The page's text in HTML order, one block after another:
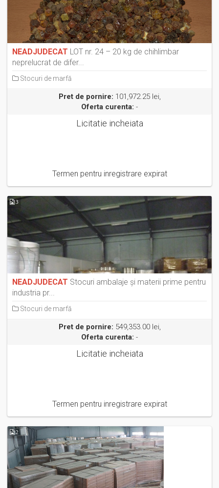
NEADJUDECAT LOT nr. 24 – 20 kg de chihlimbar
neprelucrat de difer...
Stocuri de marfă
Pret de pornire: 101,972.25 lei,
Oferta curenta: -
Licitatie incheiata
Termen pentru inregistrare expirat
3
NEADJUDECAT Stocuri ambalaje şi materii prime pentru
industria pr...
Stocuri de marfă
Pret de pornire: 549,353.00 lei,
Oferta curenta: -
Licitatie incheiata
Termen pentru inregistrare expirat
2